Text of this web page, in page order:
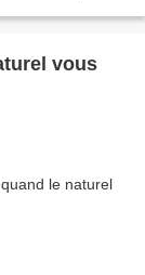
vous